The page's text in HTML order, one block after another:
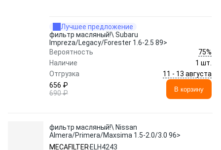
Лучшее предложение
фильтр масляный!\ Subaru
Impreza/Legacy/Forester 1.6-2.5 89>
Вероятность
75%
Наличие
1 шт.
Отгрузка
11 - 13 августа
656 ₽
690 ₽
В корзину
фильтр масляный!\ Nissan
Almera/Primera/Maxsima 1.5-2.0/3.0 96>
MECAFILTER ELH4243